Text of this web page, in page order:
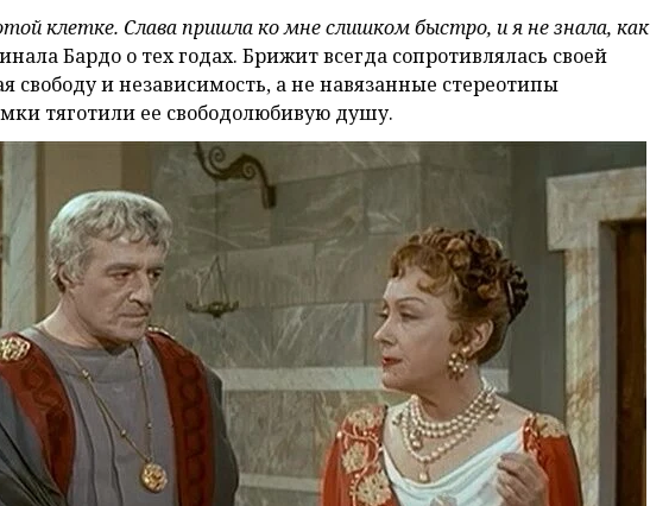
клетке. Слава пришла ко мне слишком быстро, и я не знала, как
Бардо о тех годах. Брижит всегда сопротивлялась своей
свободу и независимость, а не навязанные стереотипы
тяготили ее свободолюбивую душу.